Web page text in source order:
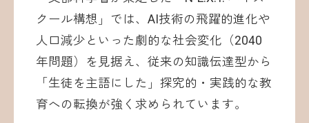
クール構想」では、AI技術の飛躍的進化や
人口減少といった劇的な社会変化（2040
年問題）を見据え、従来の知識伝達型から
「生徒を主語にした」探究的・実践的な教
育への転換が強く求められています。